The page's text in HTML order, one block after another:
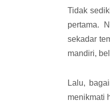
Tidak
pertama.
sekadar
mandiri,
Lalu,
menikmati